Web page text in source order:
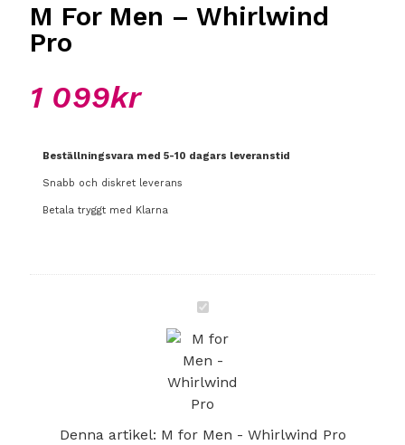
M For Men – Whirlwind
Pro
1 099kr
Beställningsvara med 5-10 dagars leveranstid
Snabb och diskret leverans
Betala tryggt med Klarna
M
for
Men
-
Whirlwind
Pro
Denna artikel: M for Men - Whirlwind Pro